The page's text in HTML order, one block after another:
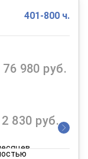
401-800 ч.
980 руб.
830 руб.